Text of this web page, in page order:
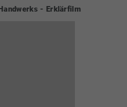
- Erklärfilm